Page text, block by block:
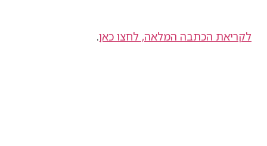
לקריאת הכתבה המלאה, לחצו כאן.